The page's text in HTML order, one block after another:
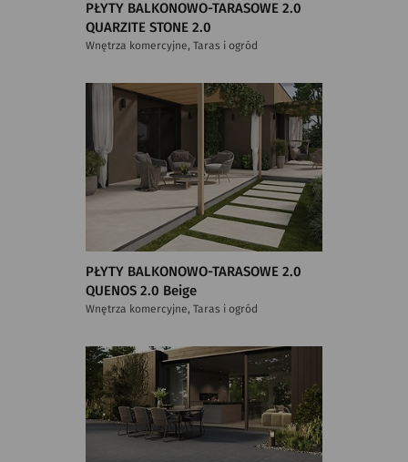
PŁYTY BALKONOWO-TARASOWE 2.0
QUARZITE STONE 2.0
Wnętrza komercyjne, Taras i ogród
PŁYTY BALKONOWO-TARASOWE 2.0
QUENOS 2.0 Beige
Wnętrza komercyjne, Taras i ogród